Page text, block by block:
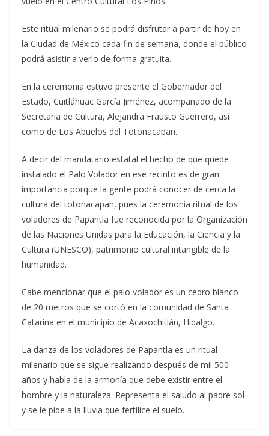
Este ritual milenario se podrá disfrutar a partir de hoy en
la Ciudad de México cada fin de semana, donde el público
podrá asistir a verlo de forma gratuita.
En la ceremonia estuvo presente el Gobernador del
Estado, Cuitláhuac García Jiménez, acompañado de la
Secretaria de Cultura, Alejandra Frausto Guerrero, así
como de Los Abuelos del Totonacapan.
A decir del mandatario estatal el hecho de que quede
instalado el Palo Volador en ese recinto es de gran
importancia porque la gente podrá conocer de cerca la
cultura del totonacapan, pues la ceremonia ritual de los
voladores de Papantla fue reconocida por la Organización
de las Naciones Unidas para la Educación, la Ciencia y la
Cultura (UNESCO), patrimonio cultural intangible de la
humanidad.
Cabe mencionar que el palo volador es un cedro blanco
de 20 metros que se cortó en la comunidad de Santa
Catarina en el municipio de Acaxochitlán, Hidalgo.
La danza de los voladores de Papantla es un ritual
milenario que se sigue realizando después de mil 500
años y habla de la armonía que debe existir entre el
hombre y la naturaleza. Representa el saludo al padre sol
y se le pide a la lluvia que fertilice el suelo.